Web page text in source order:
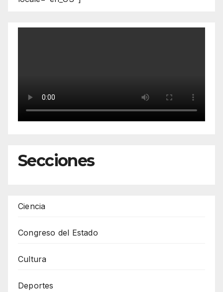
Secciones
Ciencia
Congreso del Estado
Cultura
Deportes